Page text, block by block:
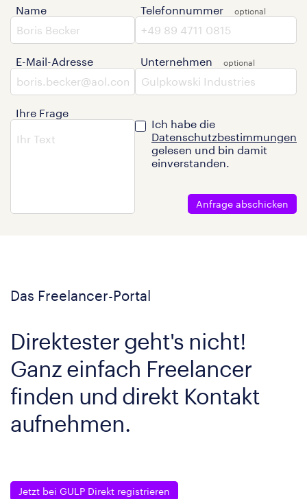
Name
E-Mail-Adresse
Ihre Frage
Telefonnummer
Unternehmen
Ich habe die
Datenschutzbestimmungen
gelesen und bin damit
einverstanden.
Anfrage abschicken
Das Freelancer-Portal
Direktester geht's nicht!
Ganz einfach Freelancer
finden und direkt Kontakt
aufnehmen.
Jetzt bei GULP Direkt registrieren